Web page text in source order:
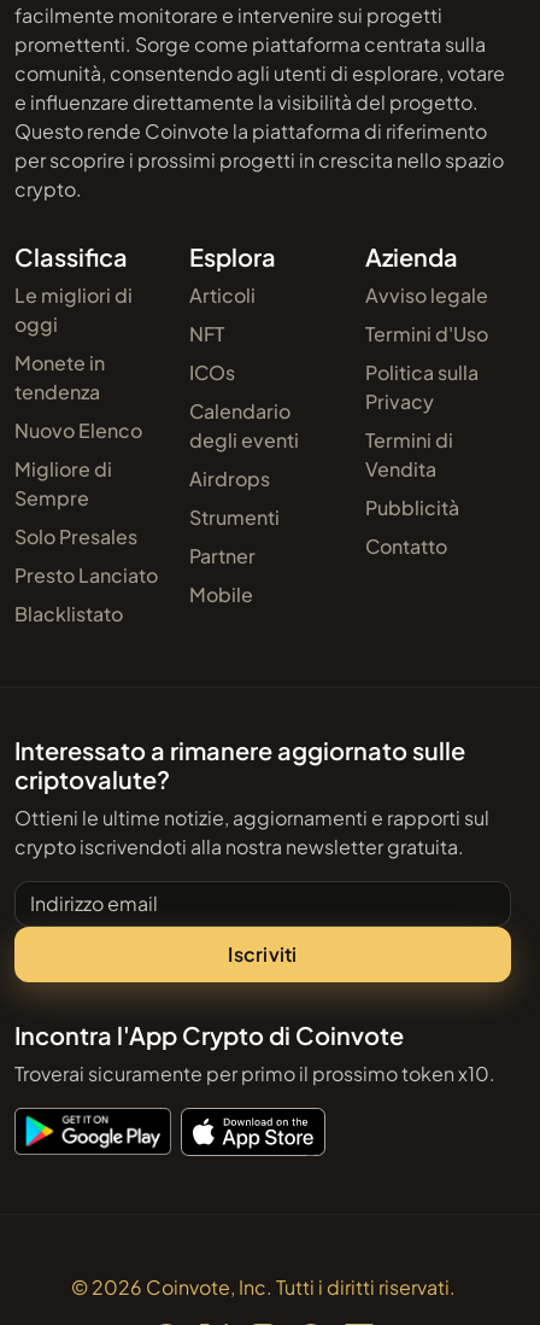
facilmente monitorare e intervenire sui progetti
promettenti. Sorge come piattaforma centrata sulla
comunità, consentendo agli utenti di esplorare, votare
e influenzare direttamente la visibilità del progetto.
Questo rende Coinvote la piattaforma di riferimento
per scoprire i prossimi progetti in crescita nello spazio
crypto.
Classifica
Le migliori di
oggi
Monete in
tendenza
Nuovo Elenco
Migliore di
Sempre
Solo Presales
Presto Lanciato
Blacklistato
Esplora
Articoli
NFT
ICOs
Calendario
degli eventi
Airdrops
Strumenti
Partner
Mobile
Azienda
Avviso legale
Termini d'Uso
Politica sulla
Privacy
Termini di
Vendita
Pubblicità
Contatto
Interessato a rimanere aggiornato sulle
criptovalute?
Ottieni le ultime notizie, aggiornamenti e rapporti sul
crypto iscrivendoti alla nostra newsletter gratuita.
Indirizzo email
Iscriviti
Incontra l'App Crypto di Coinvote
Troverai sicuramente per primo il prossimo token x10.
© 2026 Coinvote, Inc. Tutti i diritti riservati.